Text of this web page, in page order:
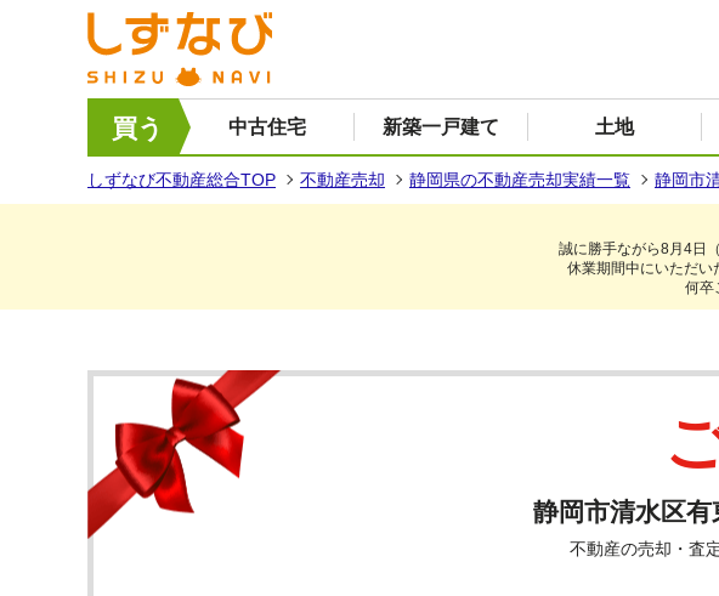
買う 中古住宅 新築一戸建て 土地
しずなび不動産総合TOP 不動産売却 静岡県の不動産売却実績一覧 静岡市
誠に勝手ながら8月4日
休業期間中にいただい
何卒
静岡市清水区有
不動産の売却・査